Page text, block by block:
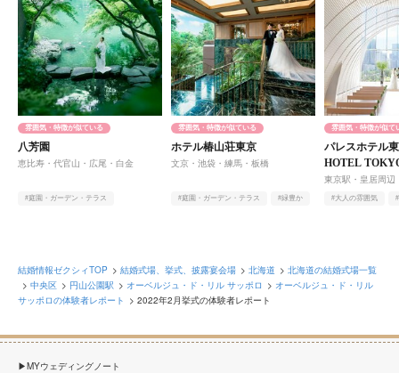
雰囲気・特徴が似ている
八芳園
恵比寿・代官山・広尾・白金
#庭園・ガーデン・テラス
雰囲気・特徴が似ている
ホテル椿山荘東京
文京・池袋・練馬・板橋
#庭園・ガーデン・テラス
#緑豊か
雰囲気・特徴が似て
パレスホテル
HOTEL
東京駅・皇居周辺
#大人の雰囲気
結婚情報ゼクシィTOP 結婚式場、挙式、披露宴会場 北海道
北海道の結婚式場一覧
中央区
円山公園駅 オーベルジュ・ド・リル サッポロ
オーベルジュ・ド・リル
サッポロの体験者レポート
2022年2月挙式の体験者レポート
MYウェディングノート